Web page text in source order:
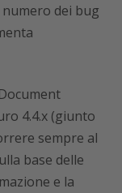
dei bug
4.4.x (giunto
sempre al
base delle
e la